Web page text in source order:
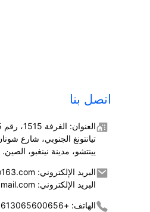
اتصل بنا
تيانتونغ الجنوبي، شارع
يينتشو، مدينة نينغبو، الصين.
البريد الإلكتروني: jusmmile@163.com
البريد الإلكتروني: jusmmile@gmail.com
الهاتف: +8613065600656